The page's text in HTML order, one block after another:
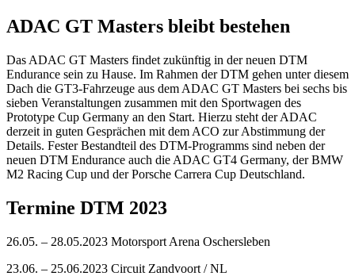
ADAC GT Masters bleibt bestehen
Das ADAC GT Masters findet zukünftig in der neuen DTM
Endurance sein zu Hause. Im Rahmen der DTM gehen unter diesem
Dach die GT3-Fahrzeuge aus dem ADAC GT Masters bei sechs bis
sieben Veranstaltungen zusammen mit den Sportwagen des
Prototype Cup Germany an den Start. Hierzu steht der ADAC
derzeit in guten Gesprächen mit dem ACO zur Abstimmung der
Details. Fester Bestandteil des DTM-Programms sind neben der
neuen DTM Endurance auch die ADAC GT4 Germany, der BMW
M2 Racing Cup und der Porsche Carrera Cup Deutschland.
Termine DTM 2023
26.05. – 28.05.2023 Motorsport Arena Oschersleben
23.06. – 25.06.2023 Circuit Zandvoort / NL